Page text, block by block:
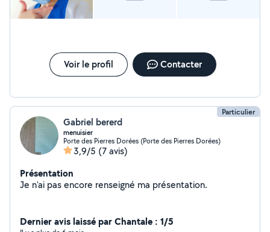
Voir le profil Contacter
Particulier
Gabriel bererd
menuisier
Porte des Pierres Dorées (Porte des Pierres Dorées)
3,9/5 (7 avis)
Présentation
Je n'ai pas encore renseigné ma présentation.
Dernier avis laissé par Chantale : 1/5